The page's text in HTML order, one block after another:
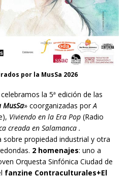
por la MusSa 2026
la 5ª edición de las
» coorganizadas porA
Viviendo en la Era Pop (Radio
creada en Salamanca .
sobre propiedad industrial y otra
2 homenajes: uno a
Orquesta Sinfónica Ciudad de
fanzine Contraculturales+El